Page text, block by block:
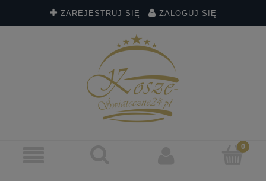
ZAREJESTRUJ SIĘ ZALOGUJ SIĘ